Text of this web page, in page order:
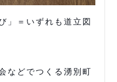
」＝いずれも道立図
などでつくる湧別町